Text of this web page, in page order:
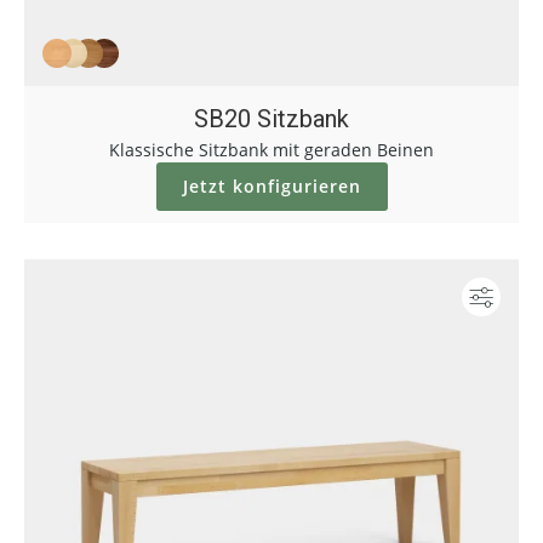
SB20 Sitzbank
Klassische Sitzbank mit geraden Beinen
Jetzt konfigurieren